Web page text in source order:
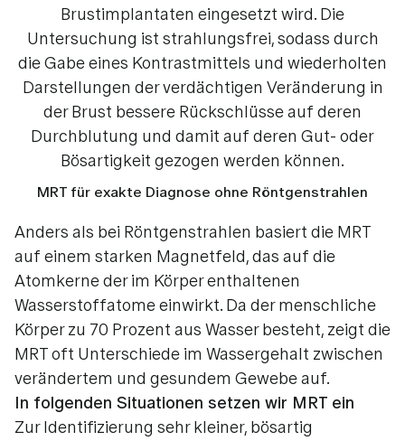
Brustimplantaten eingesetzt wird. Die
Untersuchung ist strahlungsfrei, sodass durch
die Gabe eines Kontrastmittels und wiederholten
Darstellungen der verdächtigen Veränderung in
der Brust bessere Rückschlüsse auf deren
Durchblutung und damit auf deren Gut- oder
Bösartigkeit gezogen werden können.
MRT für exakte Diagnose ohne Röntgenstrahlen
Anders als bei Röntgenstrahlen basiert die MRT
auf einem starken Magnetfeld, das auf die
Atomkerne der im Körper enthaltenen
Wasserstoffatome einwirkt. Da der menschliche
Körper zu 70 Prozent aus Wasser besteht, zeigt die
MRT oft Unterschiede im Wassergehalt zwischen
verändertem und gesundem Gewebe auf.
In folgenden Situationen setzen wir MRT ein
Zur Identifizierung sehr kleiner, bösartig